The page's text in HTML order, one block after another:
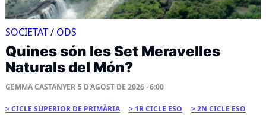
SOCIETAT/ ODS
Quines són les Set Meravelles
Naturals del Món?
GEMMA CASTANYER 5 D'AGOST DE 2026 · 6:00
CICLE SUPERIOR DE PRIMÀRIA 1R CICLE ESO
2N CICLE ESO